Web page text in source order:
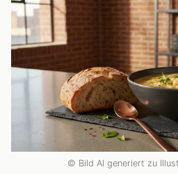
© Bild AI generiert zu